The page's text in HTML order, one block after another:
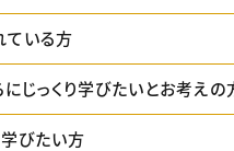
ている方
じっくり学びたいとお考えの
びたい方